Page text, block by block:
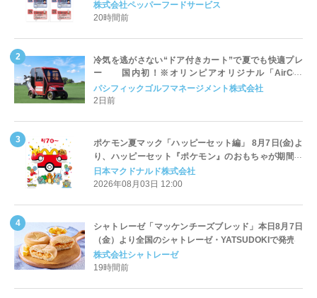
対応についてのご案内
株式会社ペッパーフードサービス
20時間前
冷気を逃がさない“ドア付きカート”で夏でも快適プレ
ー 国内初！※オリンピアオリジナル「AirCon
Cart（エアコンカート）」導入 | ＰＧＭ
パシフィックゴルフマネージメント株式会社
2日前
ポケモン夏マック「ハッピーセット編」 8月7日(金)よ
り、ハッピーセット『ポケモン』のおもちゃが期間限
定登場
日本マクドナルド株式会社
2026年08月03日 12:00
シャトレーゼ「マッケンチーズブレッド」本日8月7日
（金）より全国のシャトレーゼ・YATSUDOKIで発売
株式会社シャトレーゼ
19時間前